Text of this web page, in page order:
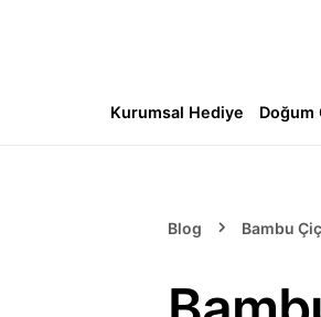
Kurumsal Hediye Doğum
Blog Bambu